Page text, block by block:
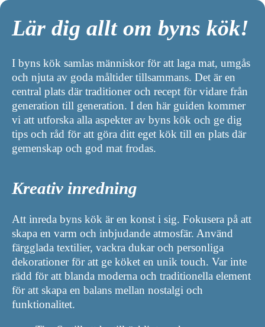
Lär dig allt om byns kök!
I byns kök samlas människor för att laga mat, umgås
och njuta av goda måltider tillsammans. Det är en
central plats där traditioner och recept för vidare från
generation till generation. I den här guiden kommer
vi att utforska alla aspekter av byns kök och ge dig
tips och råd för att göra ditt eget kök till en plats där
gemenskap och god mat frodas.
Kreativ inredning
Att inreda byns kök är en konst i sig. Fokusera på att
skapa en varm och inbjudande atmosfär. Använd
färgglada textilier, vackra dukar och personliga
dekorationer för att ge köket en unik touch. Var inte
rädd för att blanda moderna och traditionella element
för att skapa en balans mellan nostalgi och
funktionalitet.